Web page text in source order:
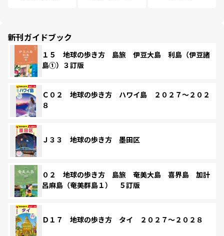
新刊ガイドブック
１５ 地球の歩き方 島旅 伊豆大島 利島（伊豆諸
島①）３訂版
Ｃ０２ 地球の歩き方 ハワイ島 ２０２７～２０２
８
Ｊ３３ 地球の歩き方 墨田区
０２ 地球の歩き方 島旅 奄美大島 喜界島 加計
呂麻島（奄美群島１） ５訂版
Ｄ１７ 地球の歩き方 タイ ２０２７～２０２８